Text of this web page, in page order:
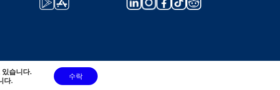
러
습니다.
다.
수락